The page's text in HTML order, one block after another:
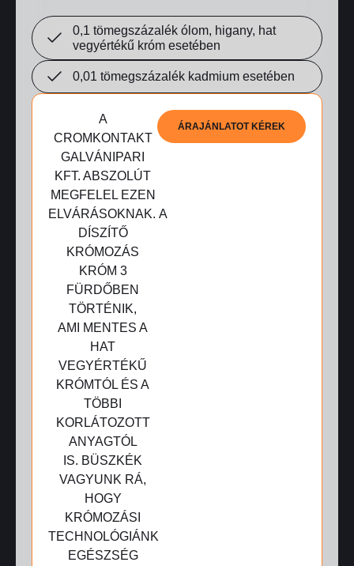
0,1 tömegszázalék ólom, higany, hat
vegyértékű króm esetében
0,01 tömegszázalék kadmium esetében
A
CROMKONTAKT
GALVÁNIPARI
KFT. ABSZOLÚT
MEGFELEL EZEN
ELVÁRÁSOKNAK. A
DÍSZÍTŐ
KRÓMOZÁS
KRÓM 3
FÜRDŐBEN
TÖRTÉNIK,
AMI MENTES A
HAT
VEGYÉRTÉKŰ
KRÓMTÓL ÉS A
TÖBBI
KORLÁTOZOTT
ANYAGTÓL
IS. BÜSZKÉK
VAGYUNK RÁ,
HOGY
KRÓMOZÁSI
TECHNOLÓGIÁNK
EGÉSZSÉG
ÁRAJÁNLATOT KÉREK